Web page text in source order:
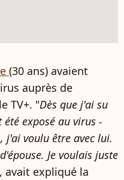
(30 ans) avaient
auprès de
TV+. "Dès que j'ai su
exposé au virus -
j'ai voulu être avec lui.
Je voulais juste
, avait expliqué la